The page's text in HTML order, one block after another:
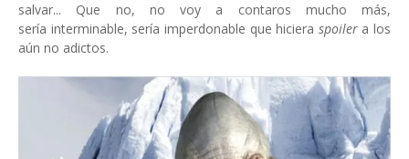
salvar... Que no, no voy a contaros mucho más,
sería interminable, sería imperdonable que hiciera spoiler a los
aún no adictos.